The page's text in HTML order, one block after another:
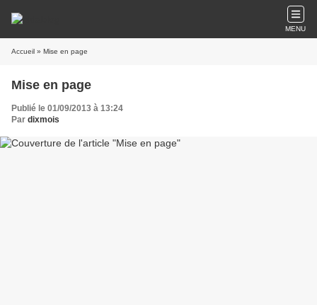
MENU
Accueil » Mise en page
Mise en page
Publié le 01/09/2013 à 13:24
Par dixmois